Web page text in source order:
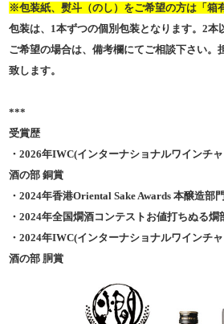
※包装紙、熨斗（のし）をご希望の方は「箱
包装は、1本ずつの個別包装となります。2本
ご希望の場合は、備考欄にてご相談下さい。
致します。
***
受賞歴
・2026年IWC(インターナショナルワインチ
酒の部 銅賞
・2024年香港Oriental Sake Awards 本醸造部
・2024年全国燗酒コンテストお値打ちぬる燗
・2024年IWC(インターナショナルワインチ
酒の部 胴賞